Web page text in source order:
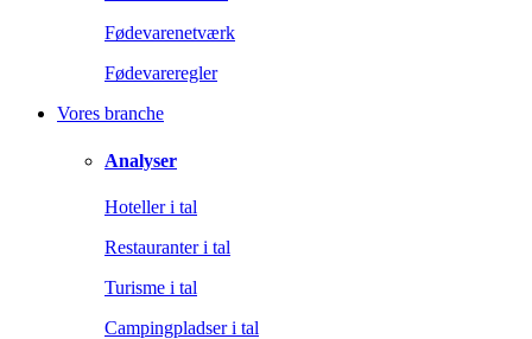
Fødevarenetværk
Fødevareregler
Vores branche
Analyser
Hoteller i tal
Restauranter i tal
Turisme i tal
Campingpladser i tal